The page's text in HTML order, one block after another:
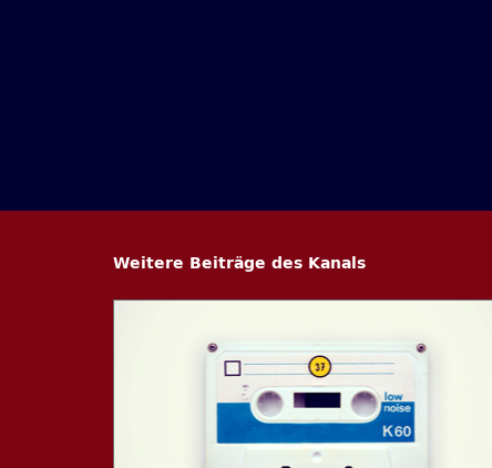
Weitere Beiträge des Kanals